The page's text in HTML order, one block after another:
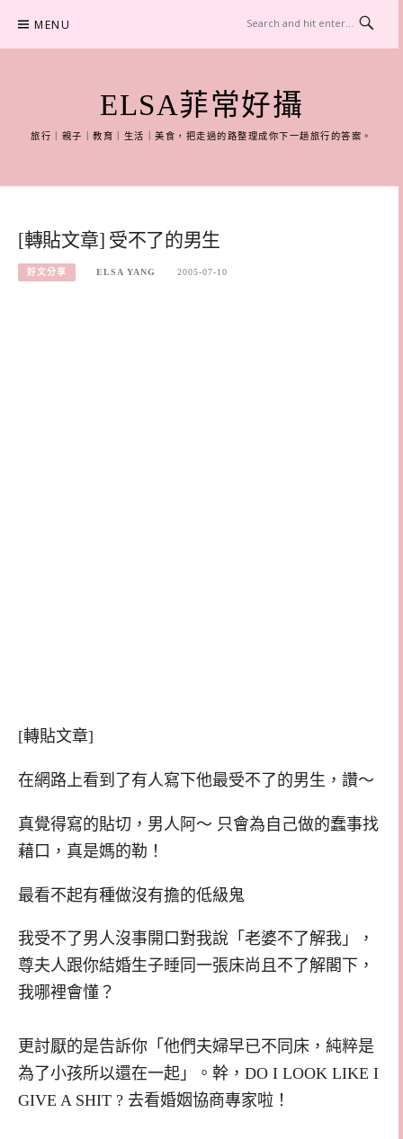
content
MENU
ELSA菲常好攝
旅行｜親子｜教育｜生活｜美食，把走過的路整理成你下一趟旅行的答案。
[轉貼文章] 受不了的男生
好文分享 ELSA YANG 2005-07-10
[轉貼文章]
在網路上看到了有人寫下他最受不了的男生，讚～
真覺得寫的貼切，男人阿～ 只會為自己做的蠢事找
藉口，真是媽的勒！
最看不起有種做沒有擔的低級鬼
我受不了男人沒事開口對我說「老婆不了解我」，
尊夫人跟你結婚生子睡同一張床尚且不了解閣下，
我哪裡會懂？
更討厭的是告訴你「他們夫婦早已不同床，純粹是
為了小孩所以還在一起」。幹，DO I LOOK LIKE I
GIVE A SHIT ? 去看婚姻協商專家啦！